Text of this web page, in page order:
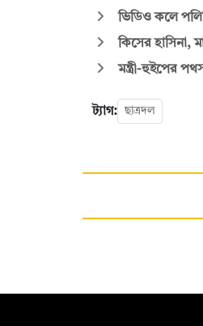
ভিডিও কলে
কিসের হাসিনা,
মন্ত্রী-হুইপের
ট্যাগ: ছাত্রদল